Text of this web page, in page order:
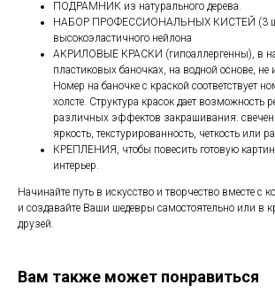
ПОДРАМНИК из натурального дерева.
НАБОР ПРОФЕССИОНАЛЬНЫХ КИСТЕЙ (3
высокоэластичного нейлона
АКРИЛОВЫЕ КРАСКИ (гипоаллергенны), в
пластиковых баночках, на водной основе,
Номер на баночке с краской соответствует
холсте. Структура красок дает возможность
различных эффектов закрашивания:
яркость, текстурированность, четкость или
КРЕПЛЕНИЯ, чтобы повесить готовую
интерьер.
Начинайте путь в искусство и творчество вместе
и создавайте Ваши шедевры самостоятельно или в
друзей.
Вам также может понравиться